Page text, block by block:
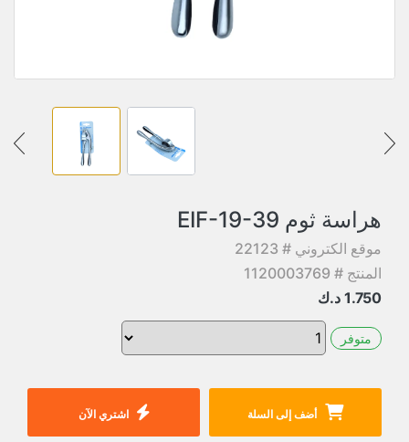
هراسة ثوم EIF-19-39
موقع الكتروني # 22123
المنتج # 1120003769
1.750 د.ك
متوفر
أضف إلى السلة اشتري الآن